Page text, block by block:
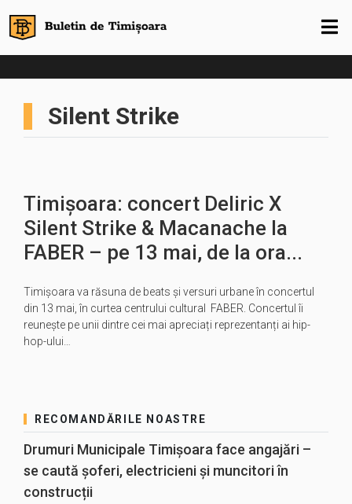
Silent Strike
Timișoara: concert Deliric X
Silent Strike & Macanache la
FABER – pe 13 mai, de la ora...
Timișoara va răsuna de beats și versuri urbane în concertul
din 13 mai, în curtea centrului cultural FABER. Concertul îi
reunește pe unii dintre cei mai apreciați reprezentanți ai hip-
hop-ului…
RECOMANDĂRILE NOASTRE
Drumuri Municipale Timișoara face angajări –
se caută șoferi, electricieni și muncitori în
construcții